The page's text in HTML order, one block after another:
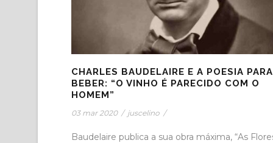
CHARLES BAUDELAIRE E A POESIA PARA
BEBER: “O VINHO É PARECIDO COM O
HOMEM”
03 mar 2020 / juscelino /
Baudelaire publica a sua obra máxima, “As